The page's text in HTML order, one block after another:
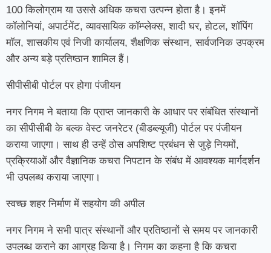
100 किलोग्राम या उससे अधिक कचरा उत्पन्न होता है। इनमें
कॉलोनियां, अपार्टमेंट, व्यावसायिक कॉम्प्लेक्स, शादी घर, होटल, शॉपिंग
मॉल, शासकीय एवं निजी कार्यालय, शैक्षणिक संस्थान, सार्वजनिक उपक्रम
और अन्य बड़े प्रतिष्ठान शामिल हैं।
सीपीसीबी पोर्टल पर होगा पंजीयन
नगर निगम ने बताया कि प्राप्त जानकारी के आधार पर संबंधित संस्थानों
का सीपीसीबी के बल्क वेस्ट जनरेटर (बीडब्ल्यूजी) पोर्टल पर पंजीयन
कराया जाएगा। साथ ही उन्हें ठोस अपशिष्ट प्रबंधन से जुड़े नियमों,
प्रक्रियाओं और वैज्ञानिक कचरा निपटान के संबंध में आवश्यक मार्गदर्शन
भी उपलब्ध कराया जाएगा।
स्वच्छ शहर निर्माण में सहयोग की अपील
नगर निगम ने सभी पात्र संस्थानों और प्रतिष्ठानों से समय पर जानकारी
उपलब्ध कराने का आग्रह किया है। निगम का कहना है कि कचरा